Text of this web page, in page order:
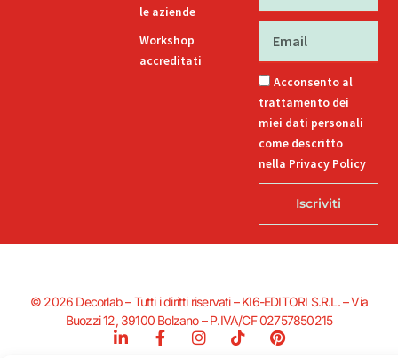
le aziende
Workshop
accreditati
Acconsento al
trattamento dei
miei dati personali
come descritto
nella Privacy Policy
Iscriviti
© 2026 Decorlab – Tutti i diritti riservati – KI6-EDITORI S.R.L. – Via
Buozzi 12, 39100 Bolzano – P.IVA/CF 02757850215
L
F
a
I
n
T
i
P
i